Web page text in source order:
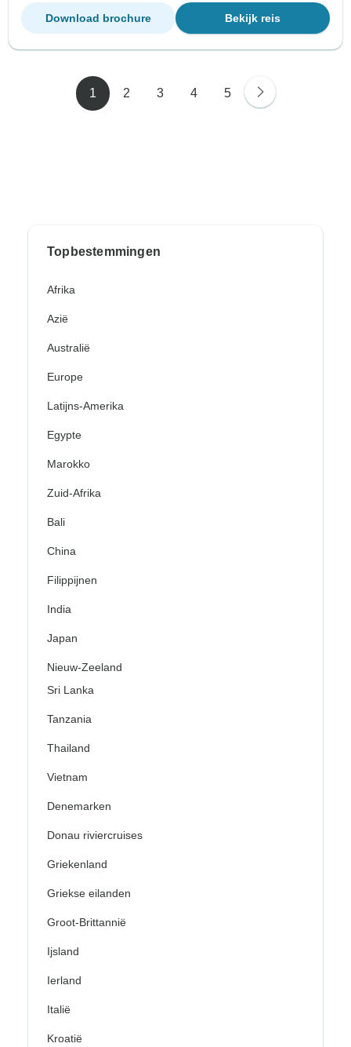
Bekijk reis
Download brochure
1 2 3 4 5
Topbestemmingen
Afrika
Azië
Australië
Europe
Latijns-Amerika
Egypte
Marokko
Zuid-Afrika
Bali
China
Filippijnen
India
Japan
Nieuw-Zeeland
Sri Lanka
Tanzania
Thailand
Vietnam
Denemarken
Donau riviercruises
Griekenland
Griekse eilanden
Groot-Brittannië
Ijsland
Ierland
Italië
Kroatië